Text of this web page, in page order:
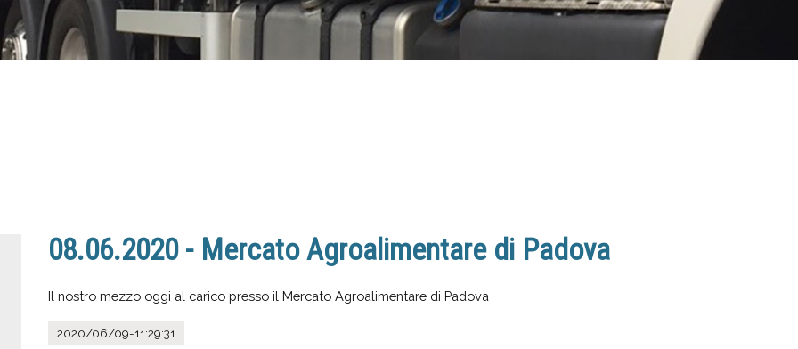
08.06.2020 - Mercato Agroalimentare di Padova
Il nostro mezzo oggi al carico presso il Mercato Agroalimentare di Padova
2020/06/09-11:29:31